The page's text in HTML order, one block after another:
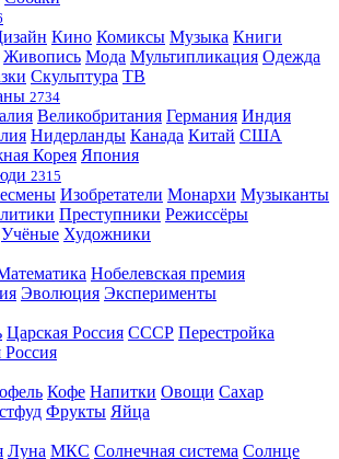
Кино Комиксы Музыка Книги
Живопись Мода Мультипликация Одежда
Скульптура ТВ
2734
Великобритания Германия Индия
Нидерланды Канада Китай США
Корея Япония
2315
Изобретатели Монархи Музыканты
Преступники Режиссёры
Учёные Художники
Нобелевская премия
Эволюция Эксперименты
Царская Россия СССР Перестройка
Кофе Напитки Овощи Сахар
Фрукты Яйца
Луна МКС Солнечная система Солнце